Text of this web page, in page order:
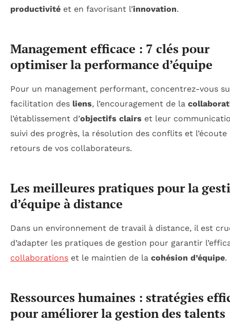
productivité et en favorisant l’innovation.
Management efficace : 7 clés pour
optimiser la performance d’équipe
Pour un management performant, concentrez-vous
facilitation des liens, l’encouragement de la
l’établissement d’objectifs clairs et leur
suivi des progrès, la résolution des conflits et l’écoute
retours de vos collaborateurs.
Les meilleures pratiques pour la
d’équipe à distance
Dans un environnement de travail à distance, il est
d’adapter les pratiques de gestion pour garantir
collaborations et le maintien de la cohésion d’équipe.
Ressources humaines : stratégies
pour améliorer la gestion des talents